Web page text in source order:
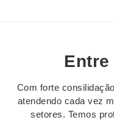
Com forte
atendendo cada vez
setores. Temos